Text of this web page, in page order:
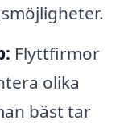
Flyttfirmor
olika
bäst tar